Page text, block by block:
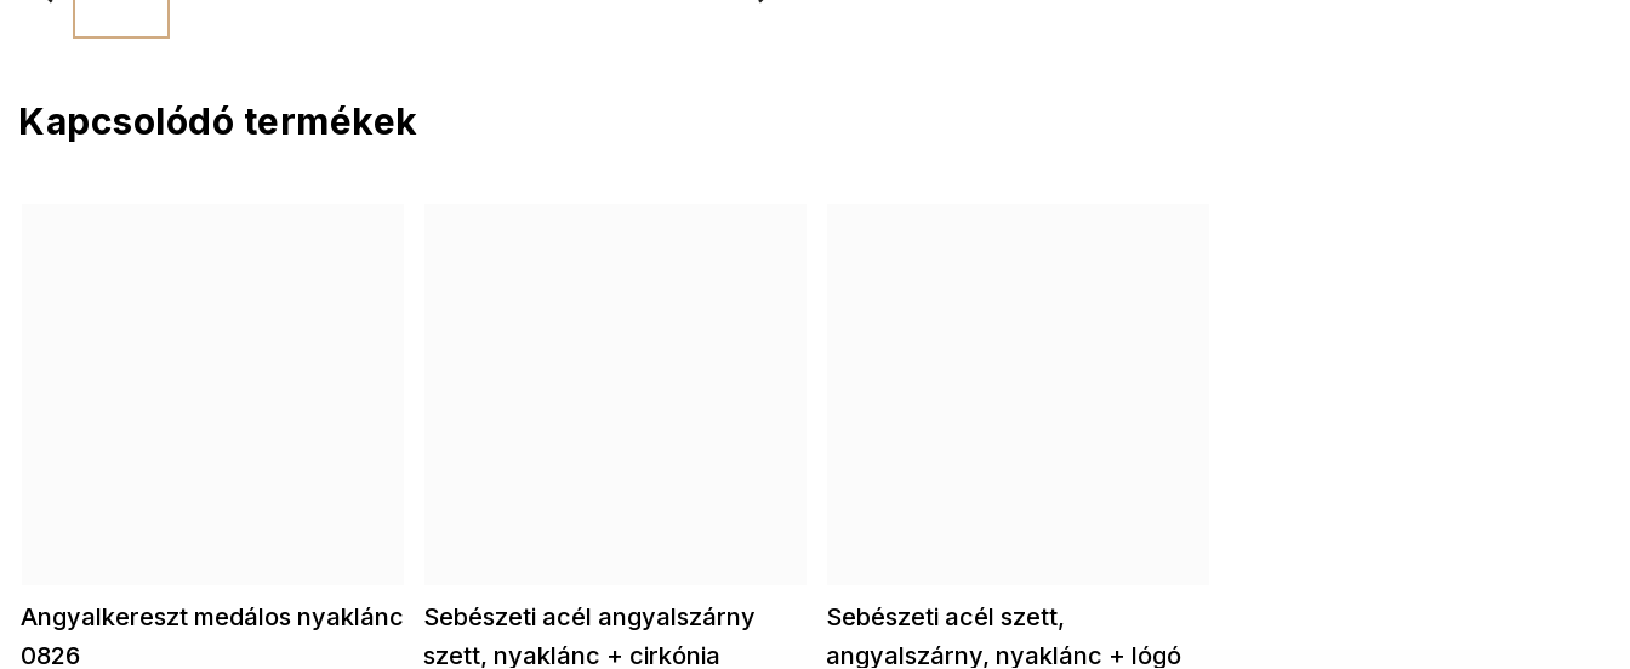
Kapcsolódó termékek
Angyalkereszt medálos nyaklánc
0826
Sebészeti acél angyalszárny
szett, nyaklánc + cirkónia
Sebészeti acél szett,
angyalszárny, nyaklánc + lógó